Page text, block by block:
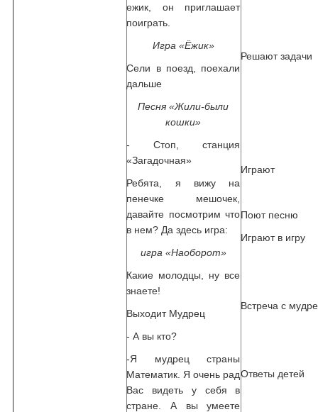
ежик, он приглашает
поиграть.
Игра «Ёжик»
Сели в поезд, поехали
дальше
Песня «Жили-были
кошки»
- Стоп, станция
«Загадочная»
Ребята, я вижу на
пенечке мешочек,
давайте посмотрим что
в нем? Да здесь игра:
игра «Наоборот»
Какие молодцы, ну все
знаете!
Выходит Мудрец
- А вы кто?
-Я мудрец страны
Математик. Я очень рад
Вас видеть у себя в
стране. А вы умеете
Решают задачи
Играют
Поют песню
Играют в игру
Встреча с
Ответы детей